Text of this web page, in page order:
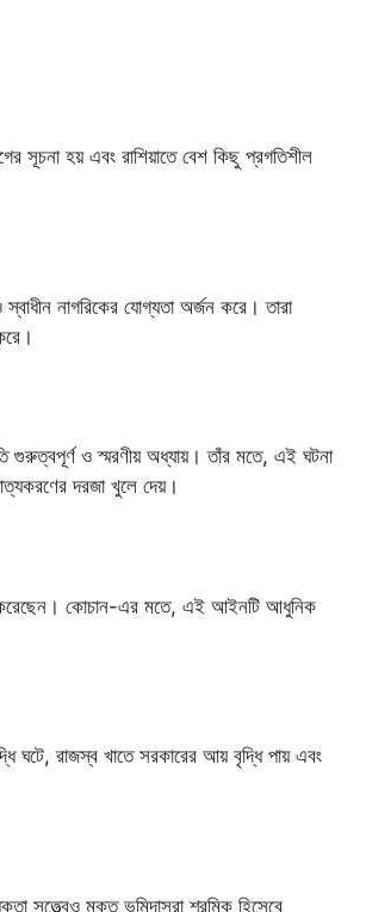
সূচনা হয় এবং রাশিয়াতে বেশ কিছু প্রগতিশীল
নাগরিকের যোগ্যতা অর্জন করে। তারা
ও স্মরণীয় অধ্যায়। তাঁর মতে, এই ঘটনা
দরজা খুলে দেয়।
করেছেন। কোচান-এর মতে, এই আইনটি আধুনিক
ঘটে, রাজস্ব খাতে সরকারের আয় বৃদ্ধি পায় এবং
সত্ত্বেও মুক্ত ভূমিদাসরা শ্রমিক হিসেবে